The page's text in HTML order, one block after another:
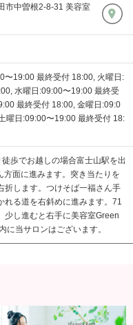
市中曽根2-8-31 美容室
〜19:00 最終受付 18:00, 火曜日:
水曜日:09:00〜19:00 最終受
最終受付 18:00, 金曜日:09:0
曜日:09:00〜19:00 最終受付 18:
歩でお越しの場合富士山駅を出
面に進みます。突き当たりを
折します。つけそば一福さん手
れる道を右斜めに進みます。71
少し進むと右手に美容室Green
に当サロンはございます。